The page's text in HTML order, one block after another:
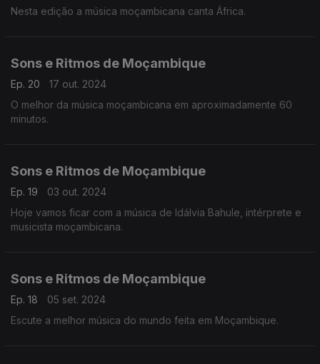
Nesta edição a música moçambicana canta África.
Sons e Ritmos de Moçambique
Ep. 20
17 out. 2024
O melhor da música moçambicana em aproximadamente 60
minutos.
Sons e Ritmos de Moçambique
Ep. 19
03 out. 2024
Hoje vamos ficar com a música de Idálvia Bahule, intérprete e
musicista moçambicana.
Sons e Ritmos de Moçambique
Ep. 18
05 set. 2024
Escute a melhor música do mundo feita em Moçambique.